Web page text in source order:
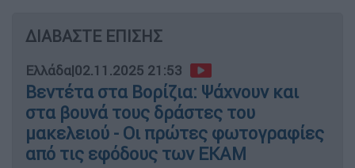
ΔΙΑΒΑΣΤΕ ΕΠΙΣΗΣ
Ελλάδα|02.11.2025 21:53
Βεντέτα στα Βορίζια: Ψάχνουν και
στα βουνά τους δράστες του
μακελειού - Οι πρώτες φωτογραφίες
από τις εφόδους των ΕΚΑΜ